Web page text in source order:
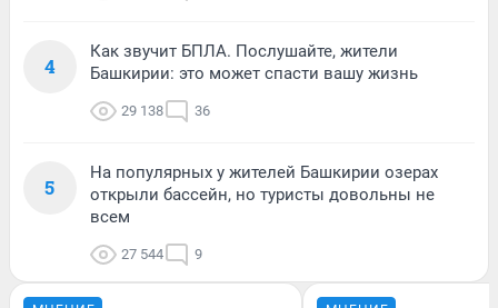
4
Как звучит БПЛА. Послушайте, жители
Башкирии: это может спасти вашу жизнь
29 138 36
5
На популярных у жителей Башкирии озерах
открыли бассейн, но туристы довольны не
всем
27 544 9